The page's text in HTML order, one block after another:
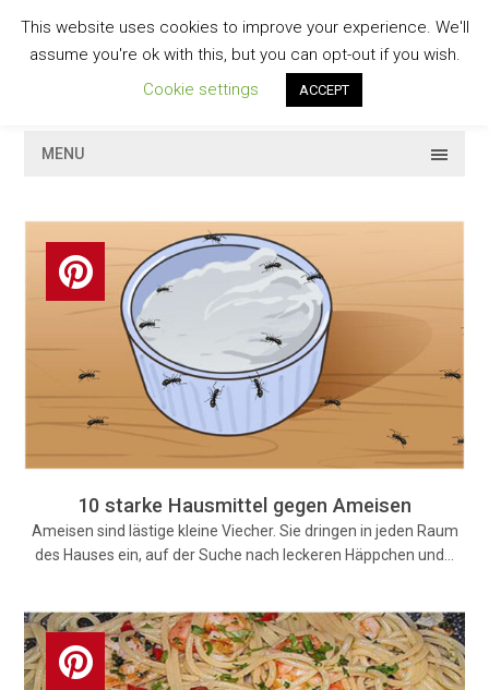
contentGESCHMACKVOLL
MENU
10 starke Hausmittel gegen Ameisen
Ameisen sind lästige kleine Viecher. Sie dringen in jeden Raum
des Hauses ein, auf der Suche nach leckeren Häppchen und…
This website uses cookies to improve your experience. We'll
assume you're ok with this, but you can opt-out if you wish.
Cookie settings
ACCEPT